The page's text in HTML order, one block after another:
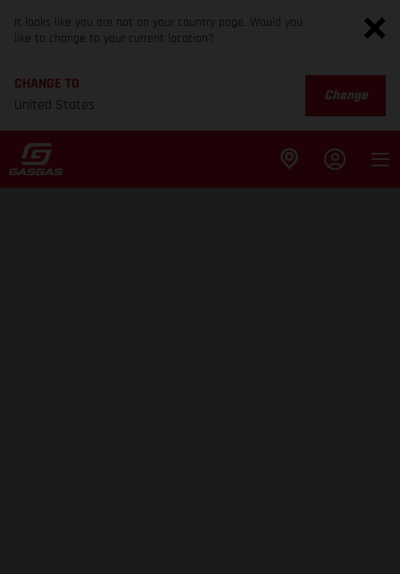
It looks like you are not on your country page. Would you
like to change to your current location?
CHANGE TO
United States
Change